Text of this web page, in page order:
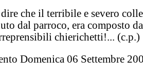
che il terribile e severo
dal parroco, era composto
chierichetti!... (c.p.)
Domenica 06 Settembre